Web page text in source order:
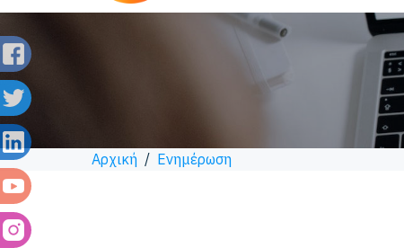
Αρχική / Ενημέρωση